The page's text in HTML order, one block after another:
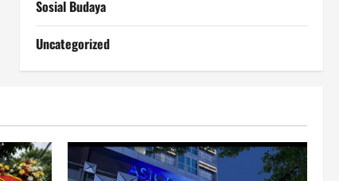
Sosial Budaya
Uncategorized